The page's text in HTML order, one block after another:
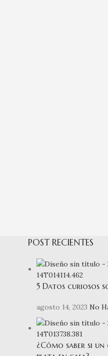
POST RECIENTES
5 Datos curiosos
agosto 14, 2023 No
¿Cómo saber si